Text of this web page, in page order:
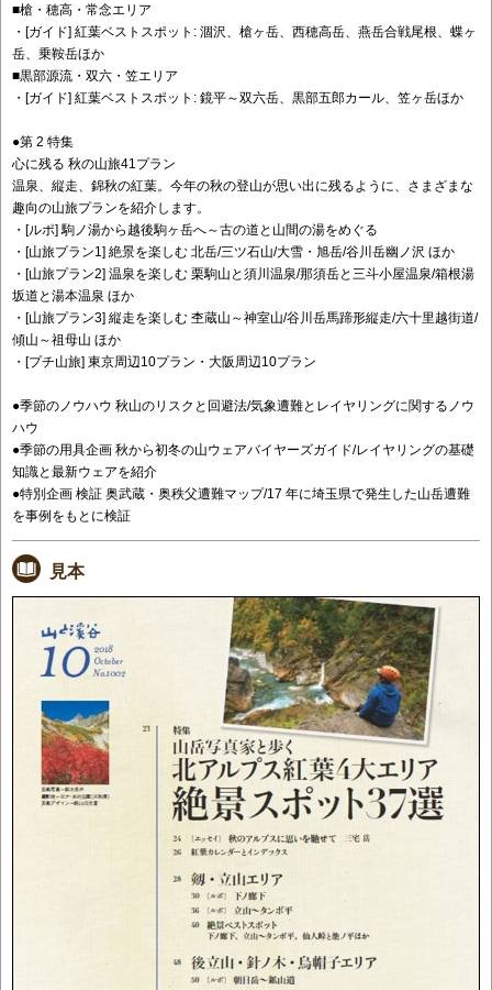
■槍・穂高・常念エリア
・[ガイド] 紅葉ベストスポット: 涸沢、槍ヶ岳、西穂高岳、燕岳合戦尾根、蝶ヶ
岳、乗鞍岳ほか
■黒部源流・双六・笠エリア
・[ガイド] 紅葉ベストスポット: 鏡平～双六岳、黒部五郎カール、笠ヶ岳ほか
●第 2 特集
心に残る 秋の山旅41プラン
温泉、縦走、錦秋の紅葉。今年の秋の登山が思い出に残るように、さまざまな
趣向の山旅プランを紹介します。
・[ルポ] 駒ノ湯から越後駒ヶ岳へ～古の道と山間の湯をめぐる
・[山旅プラン1] 絶景を楽しむ 北岳/三ツ石山/大雪・旭岳/谷川岳幽ノ沢 ほか
・[山旅プラン2] 温泉を楽しむ 栗駒山と須川温泉/那須岳と三斗小屋温泉/箱根湯
坂道と湯本温泉 ほか
・[山旅プラン3] 縦走を楽しむ 杢蔵山～神室山/谷川岳馬蹄形縦走/六十里越街道/
傾山～祖母山 ほか
・[プチ山旅] 東京周辺10プラン・大阪周辺10プラン
●季節のノウハウ 秋山のリスクと回避法/気象遭難とレイヤリングに関するノウ
ハウ
●季節の用具企画 秋から初冬の山ウェアバイヤーズガイド/レイヤリングの基礎
知識と最新ウェアを紹介
●特別企画 検証 奥武蔵・奥秩父遭難マップ/17 年に埼玉県で発生した山岳遭難
を事例をもとに検証
見本